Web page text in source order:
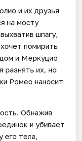
и их друзья
на мосту
шпагу,
помирить
и Меркуцио
разнять их, но
Ромео наносит
Обнажив
и убивает
его тела,